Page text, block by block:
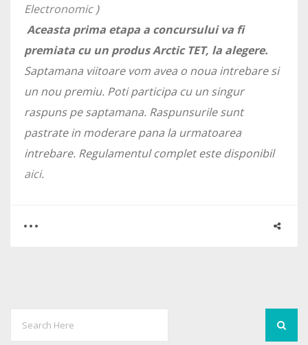
Electronomic)
Aceasta prima etapa a concursului va fi
premiata cu un produs Arctic TET, la alegere.
Saptamana viitoare vom avea o noua intrebare si
un nou premiu. Poti participa cu un singur
raspuns pe saptamana. Raspunsurile sunt
pastrate in moderare pana la urmatoarea
intrebare. Regulamentul complet este disponibil
aici.